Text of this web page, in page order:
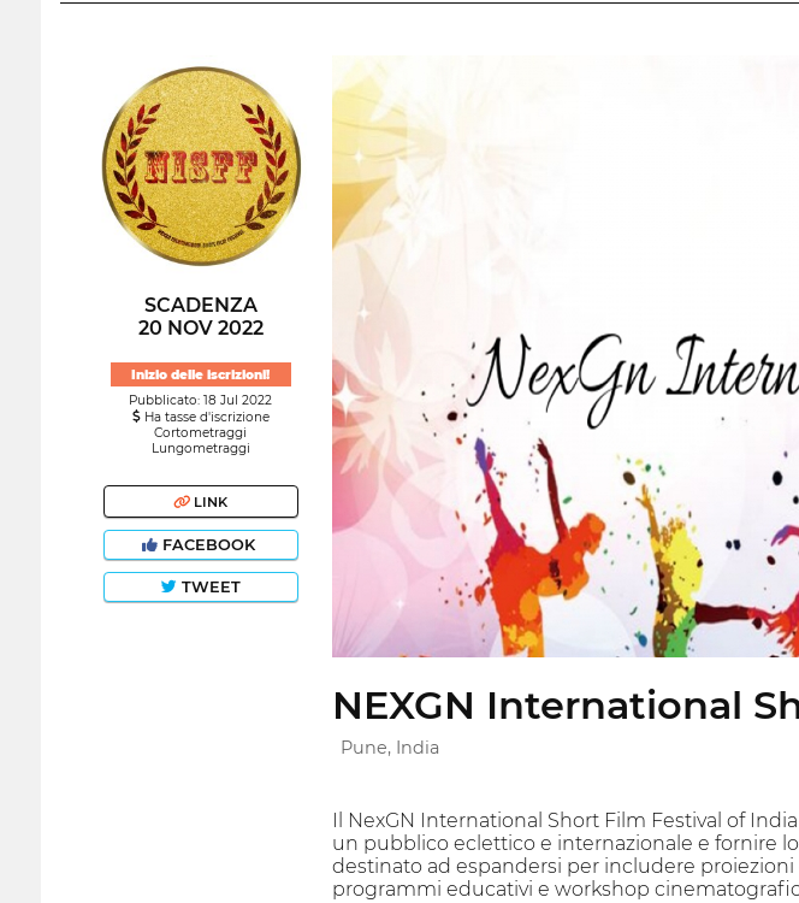
SCADENZA
20 NOV 2022
Inizio delle iscrizioni!
Pubblicato: 18 Jul 2022
Ha tasse d'iscrizione
Cortometraggi
Lungometraggi
LINK
FACEBOOK
TWEET
NEXGN International
Pune, India
Il NexGN International Short Film Festival of
un pubblico eclettico e internazionale e fornire
destinato ad espandersi per includere
programmi educativi e workshop